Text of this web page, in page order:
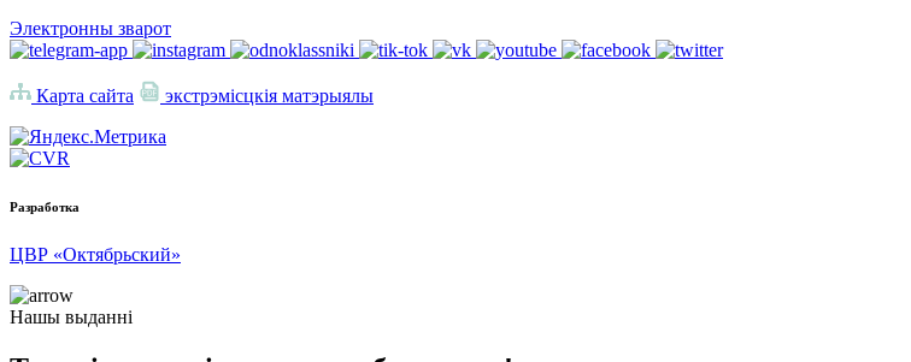
Электронны зварот
Карта сайта экстрэмісцкія матэрыялы
Разработка
ЦВР «Октябрьский»
Нашы выданні